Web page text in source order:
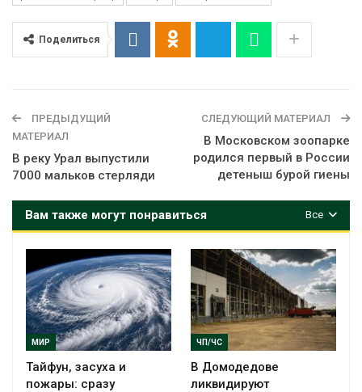
Поделиться
ПРЕДЫДУЩИЙ
МАТЕРИАЛ
В реку Урал выпустили
7000 мальков стерляди
СЛЕДУЮЩИЙ МАТЕРИАЛ
В Московском зоопарке
родился первый в России
детеныш бурой гиены
Все
Вам также могут понравиться
МИР
Тайфун, засуха и
пожары: сразу
ЧП/ЧС
В Домодедове
ликвидируют